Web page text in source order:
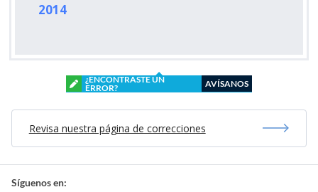
2014
¿ENCONTRASTE UN
ERROR?
AVÍSANOS
Revisa nuestra página de correcciones
Síguenos en: